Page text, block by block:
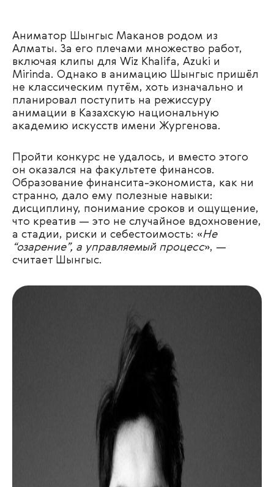
Аниматор Шынгыс Маканов родом из
Алматы. За его плечами множество работ,
включая клипы для Wiz Khalifa, Azuki и
Mirinda. Однако в анимацию Шынгыс пришёл
не классическим путём, хоть изначально и
планировал поступить на режиссуру
анимации в Казахскую национальную
академию искусств имени Жургенова.
Пройти конкурс не удалось, и вместо этого
он оказался на факультете финансов.
Образование финансита-экономиста, как ни
странно, дало ему полезные навыки:
дисциплину, понимание сроков и ощущение,
что креатив — это не случайное вдохновение,
а стадии, риски и себестоимость: «Не
“озарение”, а управляемый процесс», —
считает Шынгыс.